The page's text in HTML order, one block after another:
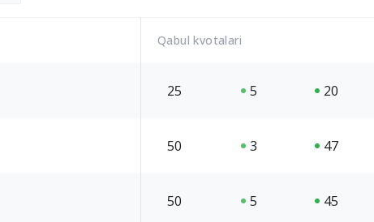
Qabul kvotalari
25 5 20
50 3 47
50 5 45